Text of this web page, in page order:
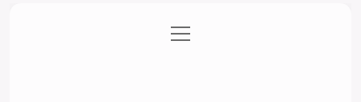
Gizlilik Politikası
menüyü
aç